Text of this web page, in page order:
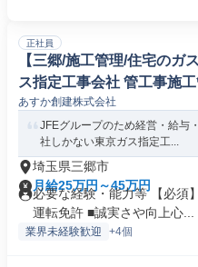
正社員
【三郷/施工管理/住宅のガ
ス指定工事会社 管工事施
あすか創建株式会社
JFEグループのため経営・給与
社しかない東京ガス指定工...
埼玉県三郷市
月給25万円～45万円
必要な経験・能力等 【必須
運転免許 ■誠実さや向上心...
業界未経験歓迎 +4個